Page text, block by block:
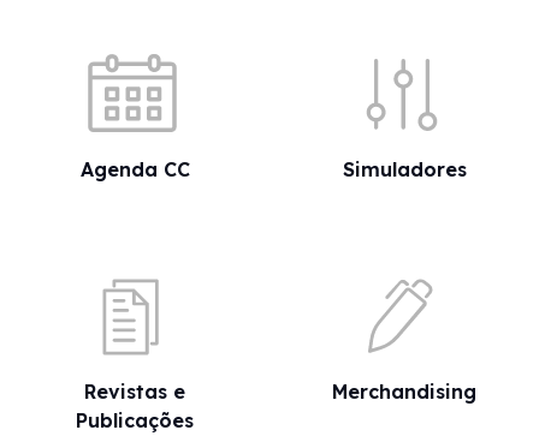
Agenda CC Simuladores
Revistas e
Publicações
Merchandising